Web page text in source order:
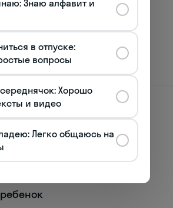
глагол
иметь
глагол
наречие
нет наречие
основной повседневной
Знаю алфавит и
в отпуске:
вопросы
Хорошо
и видео
Легко общаюсь на